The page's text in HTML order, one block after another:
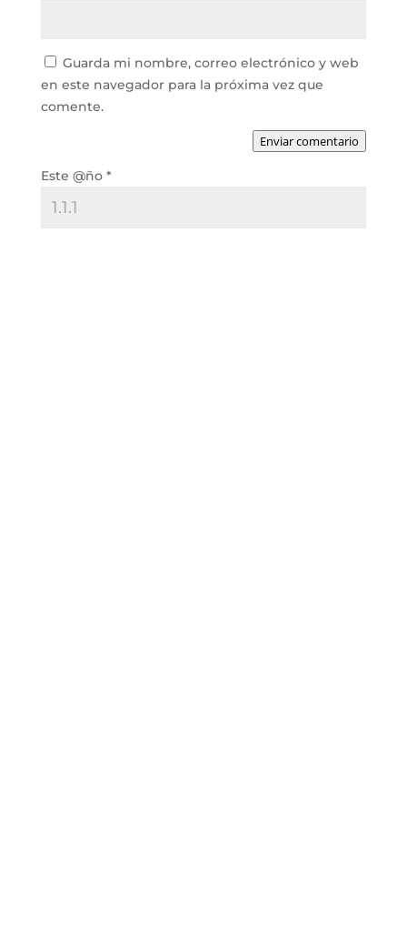
Guarda mi nombre, correo electrónico y web
en este navegador para la próxima vez que
comente.
Enviar comentario
Este @ño *